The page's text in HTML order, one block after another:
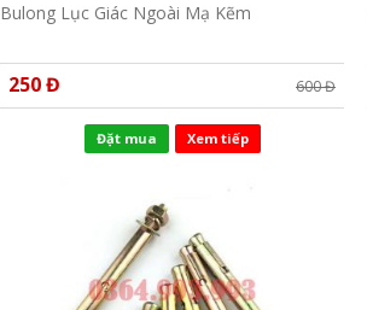
Bulong Lục Giác Ngoài Mạ Kẽm
250 Đ 600 Đ
Đặt mua Xem tiếp